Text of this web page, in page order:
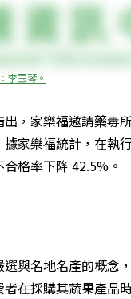
李玉琴。
，家樂福邀請藥毒
家樂福統計，在執
格率下降 42.5%。
與名地名產的概念
在採購其蔬果產品